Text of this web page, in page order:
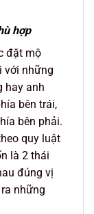
hợp
đặt mộ
với những
hay anh
bên trái,
bên phải.
quy luật
là 2 thái
đúng vị
những